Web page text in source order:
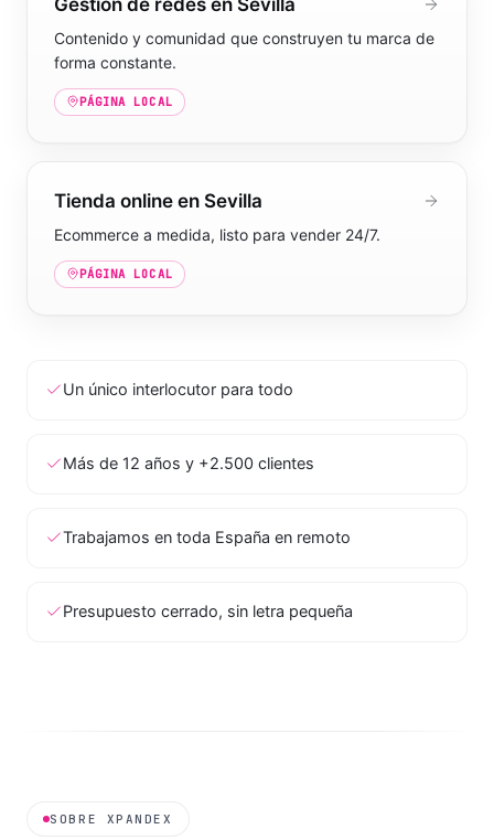
Contenido y comunidad que construyen tu marca de
forma constante.
PÁGINA LOCAL
Tienda online en Sevilla
Ecommerce a medida, listo para vender 24/7.
PÁGINA LOCAL
Un único interlocutor para todo
Más de 12 años y +2.500 clientes
Trabajamos en toda España en remoto
Presupuesto cerrado, sin letra pequeña
SOBRE XPANDEX